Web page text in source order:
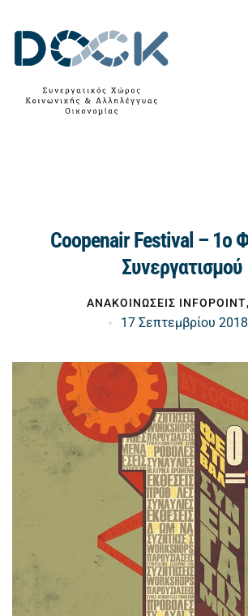
Coopenair Festival – 1o
Συνεργατισμού
ΑΝΑΚΟΙΝΩΣΕΙΣ INFOPOINT,
17 Σεπτεμβρίου 2018